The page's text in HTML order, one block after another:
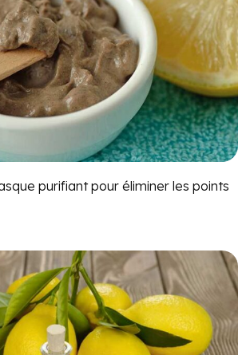
purifiant pour éliminer les points